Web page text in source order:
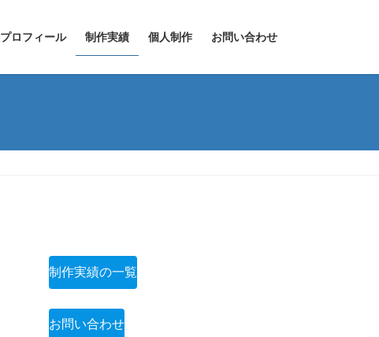
プロフィール 制作実績 個人制作 お問い合わせ
制作実績の一覧
お問い合わせ